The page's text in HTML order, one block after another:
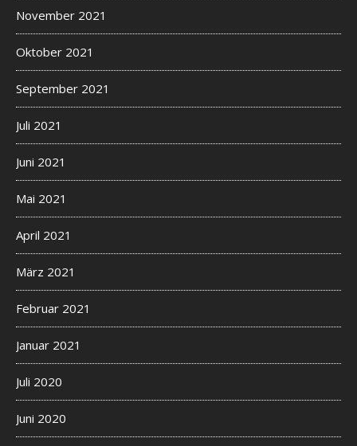
November 2021
Oktober 2021
September 2021
Juli 2021
Juni 2021
Mai 2021
April 2021
März 2021
Februar 2021
Januar 2021
Juli 2020
Juni 2020